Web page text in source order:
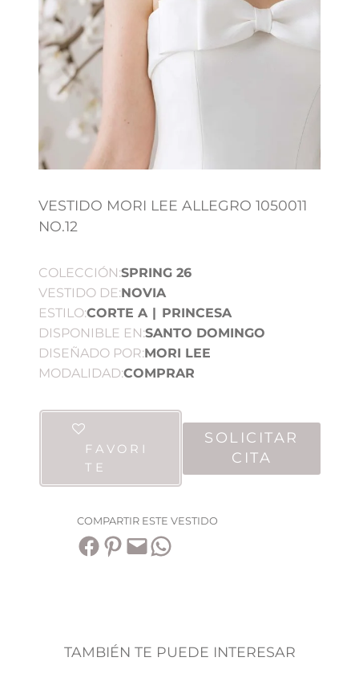
VESTIDO MORI LEE ALLEGRO 1050011
NO.12
COLECCIÓN:SPRING 26
VESTIDO DE:NOVIA
ESTILO:CORTE A
PRINCESA
DISPONIBLE EN:SANTO DOMINGO
DISEÑADO POR:MORI LEE
MODALIDAD:COMPRAR
FAVORI
TE
SOLICITAR
CITA
COMPARTIR ESTE VESTIDO
Compartir en Facebook Compartir en Pinterest Envía esta página por correo electrónico Compartir en WhatsApp
TAMBIÉN TE PUEDE INTERESAR